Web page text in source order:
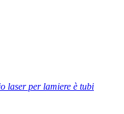
laser per lamiere è tubi